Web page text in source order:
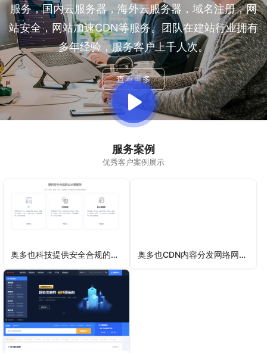
服务，国内云服务器，海外云服务器，域名注册，网
站安全，网站加速CDN等服务。团队在建站行业拥有
多年经验，服务客户上千人次。
查看更多
服务案例
优秀客户案例展示
奥多也科技提供安全合规的云计算服务 奥多也CDN内容分发网络网站加速